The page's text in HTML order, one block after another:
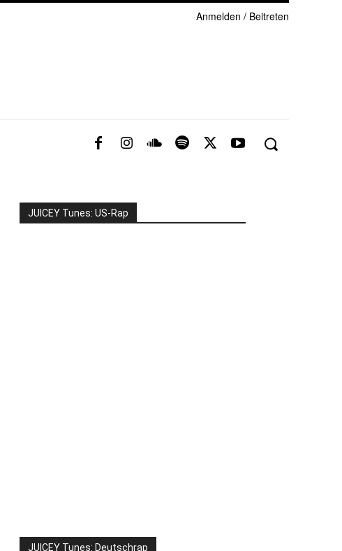
Anmelden / Beitreten
JUICEY Tunes: US-Rap
JUICEY Tunes: Deutschrap